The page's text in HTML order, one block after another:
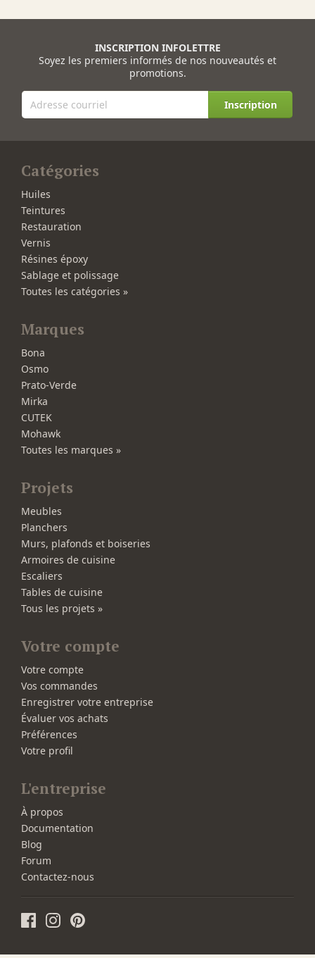
INSCRIPTION INFOLETTRE
Soyez les premiers informés de nos nouveautés et
promotions.
Inscription
Catégories
Huiles
Teintures
Restauration
Vernis
Résines époxy
Sablage et polissage
Toutes les catégories »
Marques
Bona
Osmo
Prato-Verde
Mirka
CUTEK
Mohawk
Toutes les marques »
Projets
Meubles
Planchers
Murs, plafonds et boiseries
Armoires de cuisine
Escaliers
Tables de cuisine
Tous les projets »
Votre compte
Votre compte
Vos commandes
Enregistrer votre entreprise
Évaluer vos achats
Préférences
Votre profil
L'entreprise
À propos
Documentation
Blog
Forum
Contactez-nous